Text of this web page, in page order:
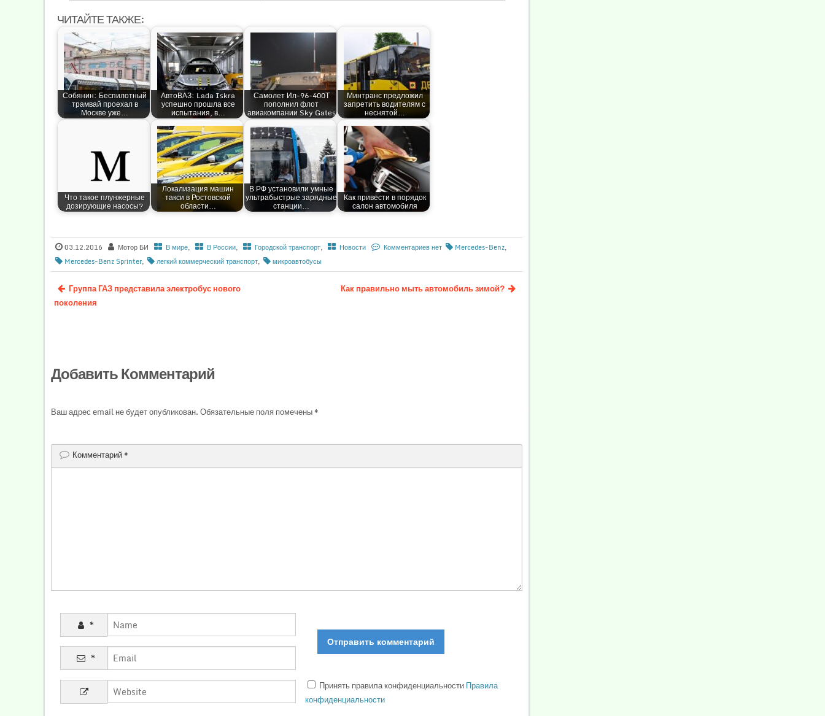
ЧИТАЙТЕ ТАКЖЕ:
Собянин: Беспилотный
трамвай проехал в
Москве уже…
АвтоВАЗ: Lada Iskra
успешно прошла все
испытания, в…
Самолет Ил-96-400Т
пополнил флот
авиакомпании Sky Gates
Минтранс предложил
запретить водителям с
неснятой…
Что такое плунжерные
дозирующие насосы?
Локализация машин
такси в Ростовской
области…
В РФ установили умные
ультрабыстрые зарядные
станции…
Как привести в порядок
салон автомобиля
03.12.2016 Мотор БИ В мире, В России, Городской транспорт, Новости Комментариев нет Mercedes-Benz,
Mercedes-Benz Sprinter, легкий коммерческий транспорт, микроавтобусы
Группа ГАЗ представила электробус нового
поколения
Как правильно мыть автомобиль зимой?
Добавить Комментарий
Ваш адрес email не будет опубликован.Обязательные поля помечены*
Комментарий*
*
*
Принять правила конфиденциальностиПравила
конфиденциальности